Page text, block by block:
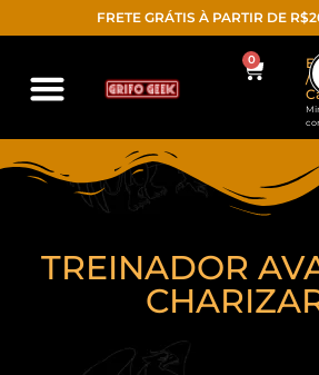
FRETE GRÁTIS À PARTIR DE
0
/
TREINADOR